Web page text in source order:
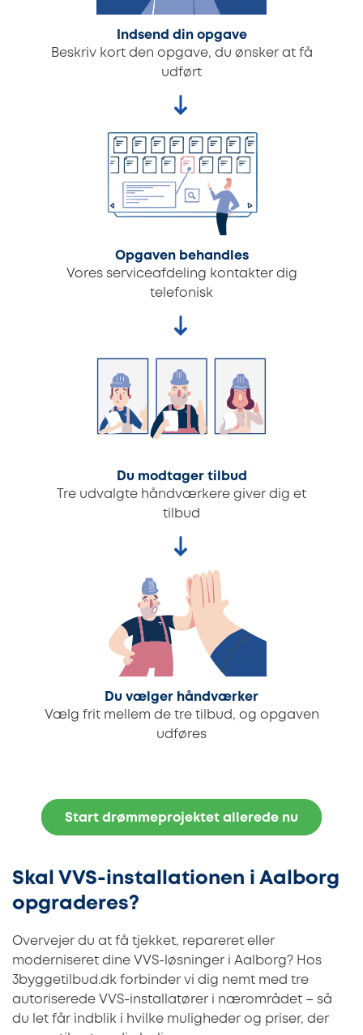
Indsend din opgave
Beskriv kort den opgave, du ønsker at få
udført
Opgaven behandles
Vores serviceafdeling kontakter dig
telefonisk
Du modtager tilbud
Tre udvalgte håndværkere giver dig et
tilbud
Du vælger håndværker
Vælg frit mellem de tre tilbud, og opgaven
udføres
Start drømmeprojektet allerede nu
Skal VVS-installationen i Aalborg
opgraderes?
Overvejer du at få tjekket, repareret eller
moderniseret dine VVS-løsninger i Aalborg? Hos
3byggetilbud.dk forbinder vi dig nemt med tre
autoriserede VVS-installatører i nærområdet – så
du let får indblik i hvilke muligheder og priser, der